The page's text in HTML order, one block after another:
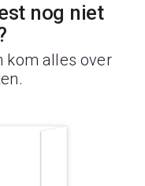
nog niet
kom alles over